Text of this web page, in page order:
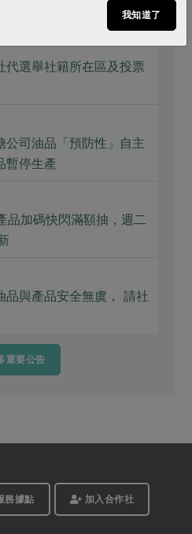
代選舉社籍所在區及投票
公司油品「預防性」自主
暫停生產
品加碼快閃滿額抽，週二
品與產品安全無虞， 請社
重要公告
務據點 加入合作社
我知道了